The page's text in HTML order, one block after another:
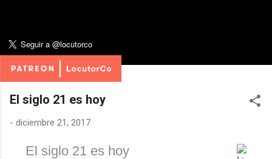
El siglo 21 es hoy
- diciembre 21, 2017
El siglo 21 es hoy